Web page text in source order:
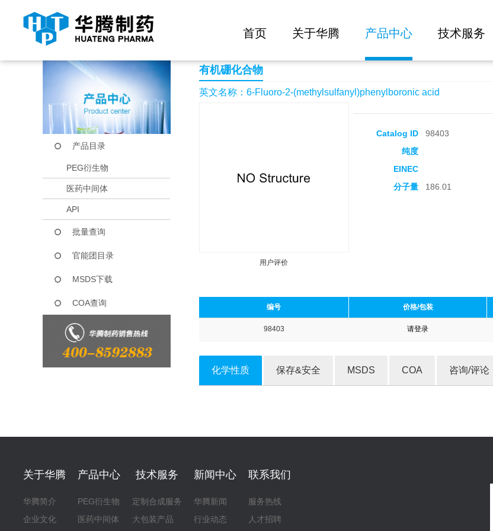
首页 关于华腾 产品中心 技术服务
当前位置： 首页 产品中心 6-Fluoro-2-(methylsulfanyl)phenylboronic acid
产品目录
PEG衍生物
医药中间体
API
批量查询
官能团目录
MSDS下载
COA查询
有机硼化合物
英文名称：6-Fluoro-2-(methylsulfanyl)phenylboronic acid
用户评价
Catalog ID 98403
纯度
EINEC
分子量
186.01
编号 价格/包装
98403 请登录
化学性质 保存&安全 MSDS COA 咨询/评论
关于华腾
华腾简介
企业文化
产品中心
PEG衍生物
医药中间体
技术服务
定制合成服务
大包装产品
新闻中心
华腾新闻
行业动态
联系我们
服务热线
人才招聘